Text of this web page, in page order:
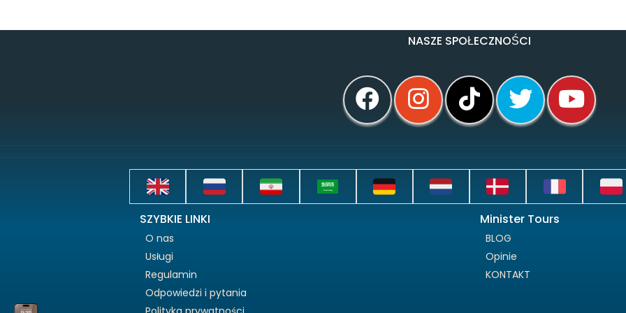
NASZE SPOŁECZNOŚCI
SZYBKIE LINKI
O nas
Usługi
Regulamin
Odpowiedzi i pytania
Minister Tours
BLOG
Opinie
KONTAKT